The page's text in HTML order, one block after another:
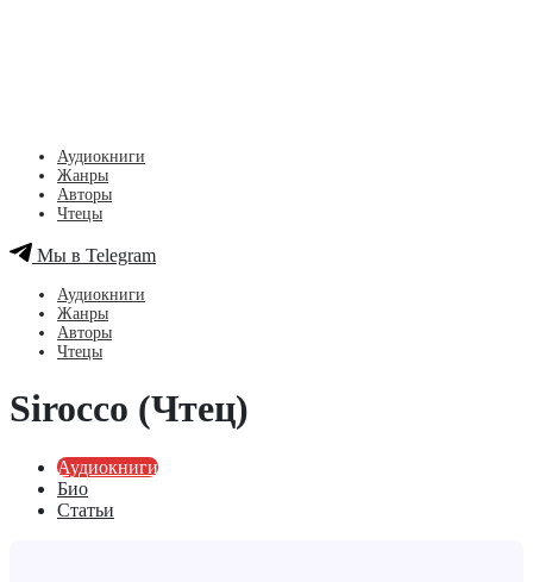
Аудиокниги
Жанры
Авторы
Чтецы
Мы в Telegram
Аудиокниги
Жанры
Авторы
Чтецы
Sirocco (Чтец)
Аудиокниги
Био
Статьи